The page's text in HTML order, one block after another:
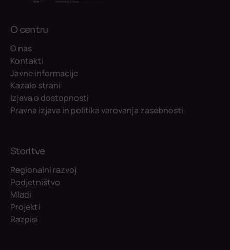
O centru
O nas
Kontakti
Javne informacije
Kazalo strani
Izjava o dostopnosti
Pravna izjava in politika varovanja zasebnosti
Storitve
Regionalni razvoj
Podjetništvo
Mladi
Projekti
Razpisi